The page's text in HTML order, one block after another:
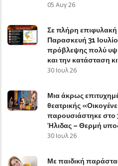
05 Αυγ 26
Σε πλήρη
Παρασκευή 31
πρόβλεψης πολύ
και την κατάσταση
30 Ιουλ 26
Μια άκρως
θεατρικής
παρουσιάστηκε στο
Ήλιδας – Θερμή
30 Ιουλ 26
Με παιδική